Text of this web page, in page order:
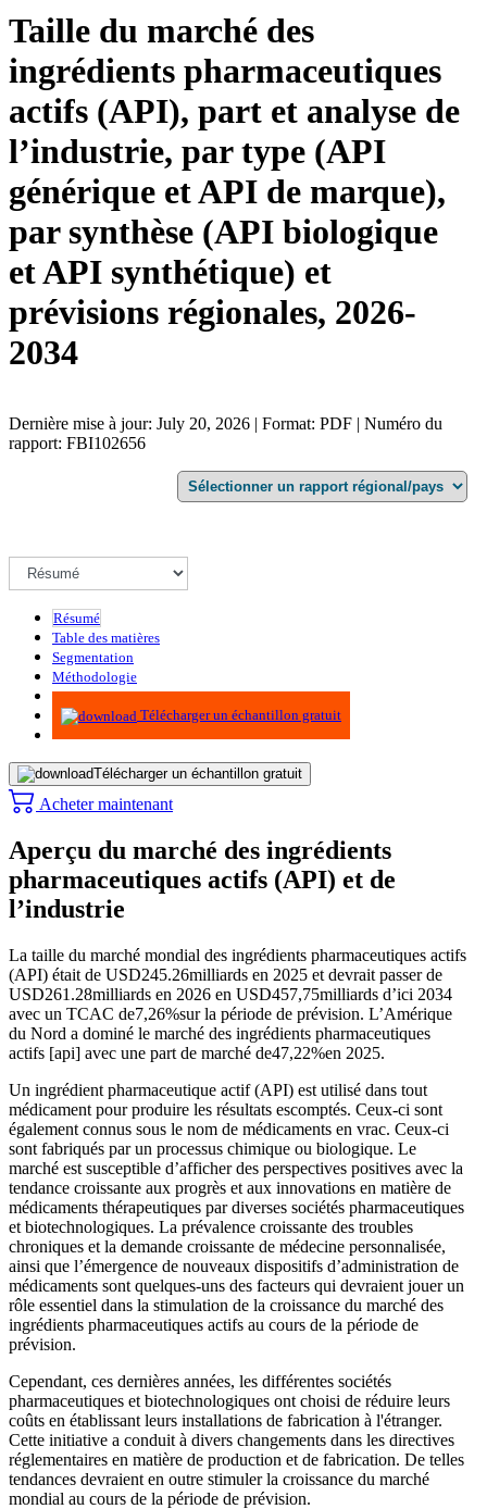
Taille du marché des
ingrédients pharmaceutiques
actifs (API), part et analyse de
l’industrie, par type (API
générique et API de marque),
par synthèse (API biologique
et API synthétique) et
prévisions régionales, 2026-
2034
Dernière mise à jour: July 20, 2026 | Format: PDF | Numéro du
rapport: FBI102656
Résumé
Table des matières
Segmentation
Méthodologie
Infographie
Télécharger un échantillon gratuit
Télécharger un échantillon gratuit
Acheter maintenant
Aperçu du marché des ingrédients
pharmaceutiques actifs (API) et de
l’industrie
La taille du marché mondial des ingrédients pharmaceutiques actifs
(API) était de USD245.26milliards en 2025 et devrait passer de
USD261.28milliards en 2026 en USD457,75milliards d’ici 2034
avec un TCAC de7,26%sur la période de prévision. L’Amérique
du Nord a dominé le marché des ingrédients pharmaceutiques
actifs [api] avec une part de marché de47,22%en 2025.
Un ingrédient pharmaceutique actif (API) est utilisé dans tout
médicament pour produire les résultats escomptés. Ceux-ci sont
également connus sous le nom de médicaments en vrac. Ceux-ci
sont fabriqués par un processus chimique ou biologique. Le
marché est susceptible d’afficher des perspectives positives avec la
tendance croissante aux progrès et aux innovations en matière de
médicaments thérapeutiques par diverses sociétés pharmaceutiques
et biotechnologiques. La prévalence croissante des troubles
chroniques et la demande croissante de médecine personnalisée,
ainsi que l’émergence de nouveaux dispositifs d’administration de
médicaments sont quelques-uns des facteurs qui devraient jouer un
rôle essentiel dans la stimulation de la croissance du marché des
ingrédients pharmaceutiques actifs au cours de la période de
prévision.
Cependant, ces dernières années, les différentes sociétés
pharmaceutiques et biotechnologiques ont choisi de réduire leurs
coûts en établissant leurs installations de fabrication à l'étranger.
Cette initiative a conduit à divers changements dans les directives
réglementaires en matière de production et de fabrication. De telles
tendances devraient en outre stimuler la croissance du marché
mondial au cours de la période de prévision.